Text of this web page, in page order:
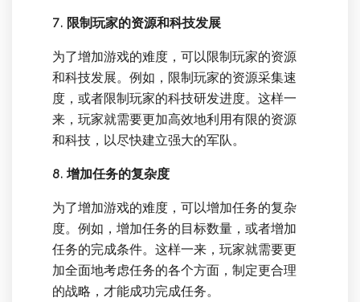
7. 限制玩家的资源和科技发展
为了增加游戏的难度，可以限制玩家的资源
和科技发展。例如，限制玩家的资源采集速
度，或者限制玩家的科技研发进度。这样一
来，玩家就需要更加高效地利用有限的资源
和科技，以尽快建立强大的军队。
8. 增加任务的复杂度
为了增加游戏的难度，可以增加任务的复杂
度。例如，增加任务的目标数量，或者增加
任务的完成条件。这样一来，玩家就需要更
加全面地考虑任务的各个方面，制定更合理
的战略，才能成功完成任务。